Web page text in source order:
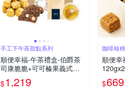
手工下午茶甜點系列
順便幸福-午茶禮盒-伯爵茶
司康脆脆+可可榛果義式脆
餅+韃靼黃金蕎麥茶包-隨享
包(餅乾 零食 甜點)
$1,219
咖啡核
順便幸
$669